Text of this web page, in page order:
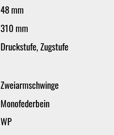
48 mm
310 mm
Druckstufe, Zugstufe
Zweiarmschwinge
Monofederbein
WP